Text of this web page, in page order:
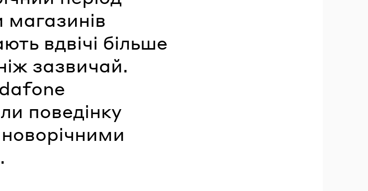
магазинів
вдвічі більше
зазвичай.
поведінку